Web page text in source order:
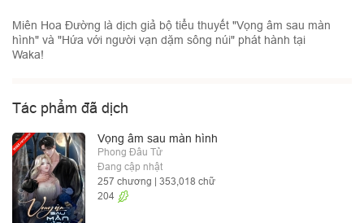
Miên Hoa Đường là dịch giả bộ tiểu thuyết "Vọng âm sau màn
hình" và "Hứa với người vạn dặm sông núi" phát hành tại
Waka!
Tác phẩm đã dịch
Vọng âm sau màn hình
Phong Đâu Tử
Đang cập nhật
257 chương | 353,018 chữ
204